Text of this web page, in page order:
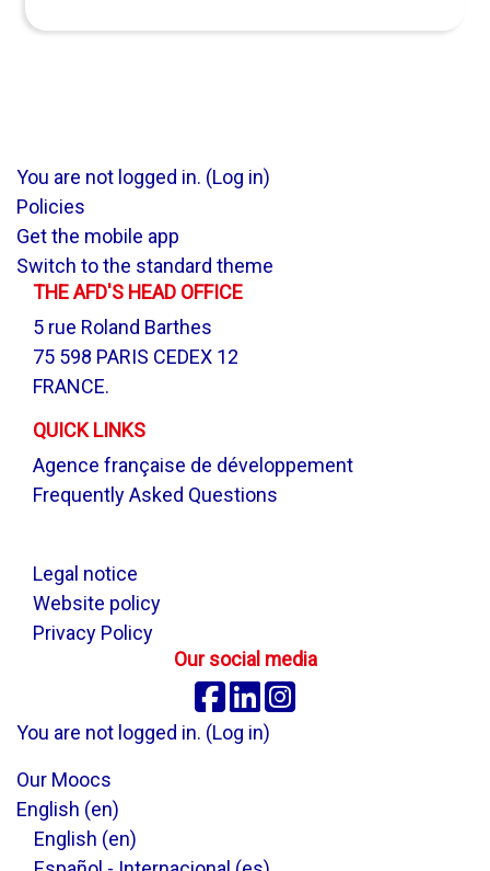
You are not logged in. (Log in)
Policies
Get the mobile app
Switch to the standard theme
THE AFD'S HEAD OFFICE
5 rue Roland Barthes
75 598 PARIS CEDEX 12
FRANCE.
QUICK LINKS
Agence française de développement
Frequently Asked Questions
Legal notice
Website policy
Privacy Policy
Our social media
Facebook
Linkedin
You are not logged in. (Log in)
Our Moocs
English ‎(en)‎
English ‎(en)‎